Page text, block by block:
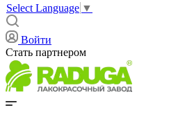
Select Language ▼
Войти
Стать партнером